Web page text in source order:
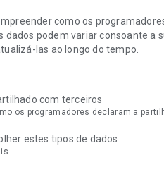
como os
dados podem variar consoante a
las ao longo do tempo.
com terceiros
os programadores declaram a
estes tipos de dados